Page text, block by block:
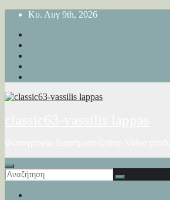
Μετάβαση
περιεχόμενο
Κυ. Αυγ 9th, 2026